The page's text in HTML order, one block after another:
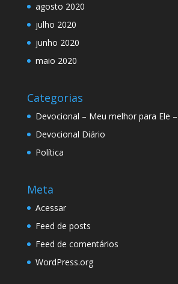
agosto 2020
julho 2020
junho 2020
maio 2020
Categorias
Devocional – Meu melhor para Ele
Devocional Diário
Política
Meta
Acessar
Feed de posts
Feed de comentários
WordPress.org